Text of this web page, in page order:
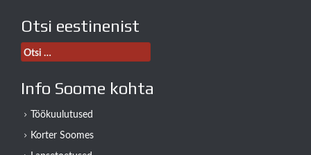
Otsi eestinenist
Otsi:
Info Soome kohta
Töökuulutused
Korter Soomes